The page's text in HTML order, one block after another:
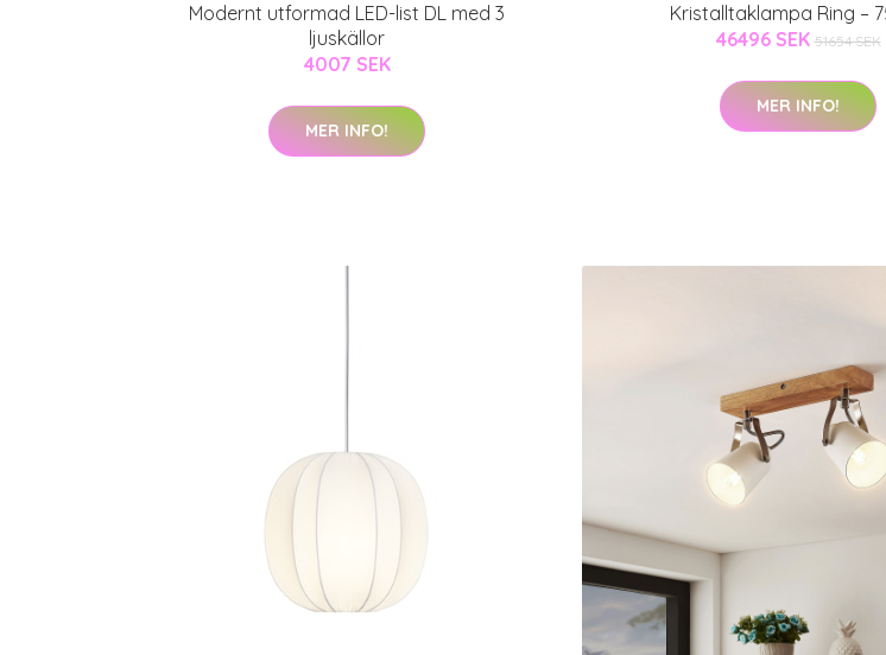
Modernt utformad LED-list DL med 3
ljuskällor
4007 SEK
MER INFO!
Kristalltaklampa Ring –
46496 SEK 51654 SEK
MER INFO!